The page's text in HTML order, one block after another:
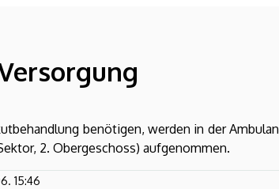
benötigen, werden in der
2. Obergeschoss) aufgenommen.
15:46